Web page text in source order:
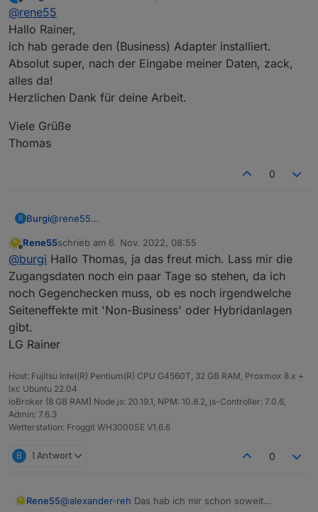
Hallo Thomas,
ich komm mit deiner Business Version nicht zurecht.
Ich bekomme ja noch nicht mal die Stationsnummer
richtige App ist bzw. bekommst du die Daten über die
Offline
@rene55
Hallo Rainer,
ich hab gerade den (Business) Adapter installiert.
Absolut super, nach der Eingabe meiner Daten, zack,
alles da!
Herzlichen Dank für deine Arbeit.
Viele Grüße
Thomas
0
B Burgi@rene55
ich hab gerade den (Business) Adapter installiert.
Absolut super, nach der Eingabe meiner Daten, zack,
alles da!
Herzlichen Dank für deine Arbeit.
Viele Grüße
Thomas
Offline
Rene55schrieb am 6. Nov. 2022, 08:55
zuletzt editiert von
@burgi Hallo Thomas, ja das freut mich. Lass mir die
Zugangsdaten noch ein paar Tage so stehen, da ich
noch Gegenchecken muss, ob es noch irgendwelche
Seiteneffekte mit 'Non-Business' oder Hybridanlagen
gibt.
LG Rainer
Host: Fujitsu Intel(R) Pentium(R) CPU G4560T, 32 GB RAM, Proxmox 8.x +
lxc Ubuntu 22.04
ioBroker (8 GB RAM) Node.js: 20.19.1, NPM: 10.8.2, js-Controller: 7.0.6,
Admin: 7.6.3
Wetterstation: Froggit WH3000SE V1.6.6
B 1 Antwort 0
Rene55@alexander-reh Das hab ich mir schon soweit